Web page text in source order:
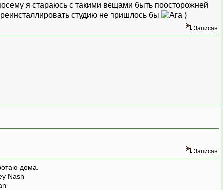
я стараюсь с такими вещами быть поосторожней
студию не пришлось бы
)
Записан
Записан
дома.
Nash